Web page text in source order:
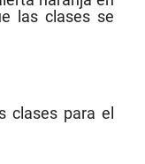
las clases se
clases para el